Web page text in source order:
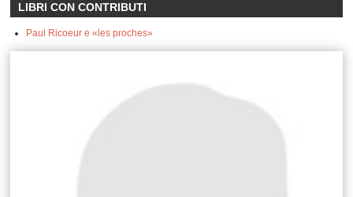
LIBRI CON CONTRIBUTI
Paul Ricoeur e «les proches»